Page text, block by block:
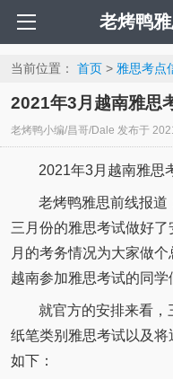
老烤鸭
当前位置： 首页> 雅思考点
2021年3月越南雅思
老烤鸭小编/昌哥/Dale 发布于
2021年3月越南雅思
老烤鸭雅思前线报道
三月份的雅思考试做好
月的考务情况为大家做
越南参加雅思考试的同学
就官方的安排来看
纸笔类别雅思考试以及
如下：